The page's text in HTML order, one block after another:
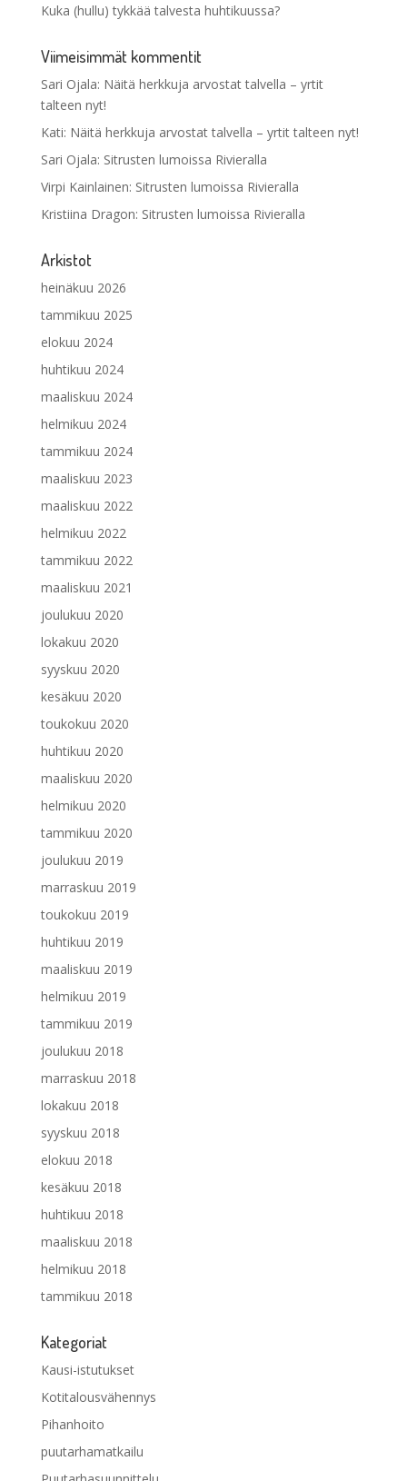
Kuka (hullu) tykkää talvesta huhtikuussa?
Viimeisimmät kommentit
Sari Ojala: Näitä herkkuja arvostat talvella – yrtit
talteen nyt!
Kati: Näitä herkkuja arvostat talvella – yrtit talteen nyt!
Sari Ojala: Sitrusten lumoissa Rivieralla
Virpi Kainlainen: Sitrusten lumoissa Rivieralla
Kristiina Dragon: Sitrusten lumoissa Rivieralla
Arkistot
heinäkuu 2026
tammikuu 2025
elokuu 2024
huhtikuu 2024
maaliskuu 2024
helmikuu 2024
tammikuu 2024
maaliskuu 2023
maaliskuu 2022
helmikuu 2022
tammikuu 2022
maaliskuu 2021
joulukuu 2020
lokakuu 2020
syyskuu 2020
kesäkuu 2020
toukokuu 2020
huhtikuu 2020
maaliskuu 2020
helmikuu 2020
tammikuu 2020
joulukuu 2019
marraskuu 2019
toukokuu 2019
huhtikuu 2019
maaliskuu 2019
helmikuu 2019
tammikuu 2019
joulukuu 2018
marraskuu 2018
lokakuu 2018
syyskuu 2018
elokuu 2018
kesäkuu 2018
huhtikuu 2018
maaliskuu 2018
helmikuu 2018
tammikuu 2018
Kategoriat
Kausi-istutukset
Kotitalousvähennys
Pihanhoito
puutarhamatkailu